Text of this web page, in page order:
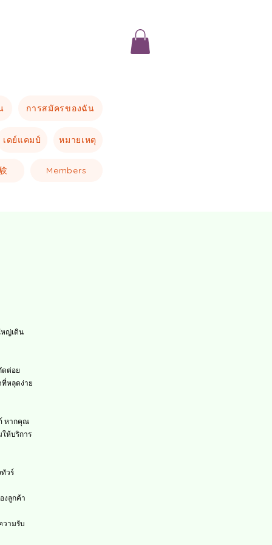
การสมัครของฉัน
เดย์แคมป์ หมายเหตุ
Members
หญ่เดิน
ดต่อย
ที่หลุดง่าย
หากคุณ
ให้บริการ
วร์
งลูกค้า
วามรับ